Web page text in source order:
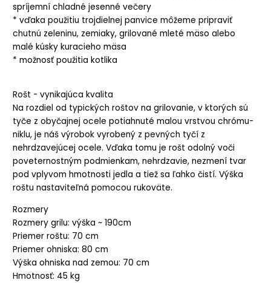
spríjemní chladné jesenné večery
* vďaka použitiu trojdielnej panvice môžeme pripraviť
chutnú zeleninu, zemiaky, grilované mleté ​​mäso alebo
malé kúsky kuracieho mäsa
* možnosť použitia kotlika
Rošt - vynikajúca kvalita
Na rozdiel od typických roštov na grilovanie, v ktorých sú
tyče z obyčajnej ocele potiahnuté malou vrstvou chrómu-
niklu, je náš výrobok vyrobený z pevných tyčí z
nehrdzavejúcej ocele. Vďaka tomu je rošt odolný voči
poveternostným podmienkam, nehrdzavie, nezmení tvar
pod vplyvom hmotnosti jedla a tiež sa ľahko čistí. Výška
roštu nastaviteľná pomocou rukoväte.
Rozmery
Rozmery grilu: výška ~ 190cm
Priemer roštu: 70 cm
Priemer ohniska: 80 cm
Výška ohniska nad zemou: 70 cm
Hmotnosť: 45 kg